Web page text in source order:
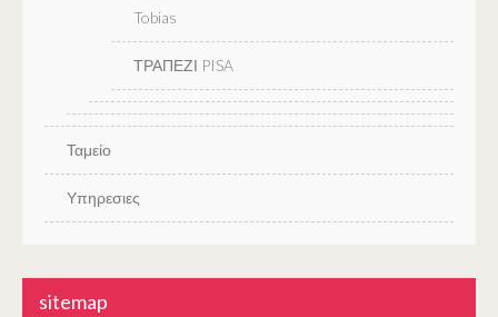
Tobias
ΤΡΑΠΕΖΙ PISA
Ταμείο
Υπηρεσιες
sitemap